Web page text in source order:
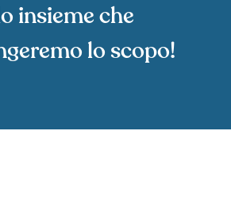
insieme che
lo scopo!